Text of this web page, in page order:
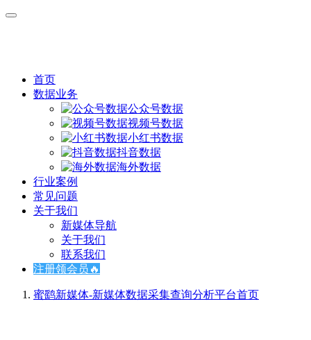
首页
数据业务
公众号数据
视频号数据
小红书数据
抖音数据
海外数据
行业案例
常见问题
关于我们
新媒体导航
关于我们
联系我们
注册领会员🔥
蜜鹞新媒体-新媒体数据采集查询分析平台首页